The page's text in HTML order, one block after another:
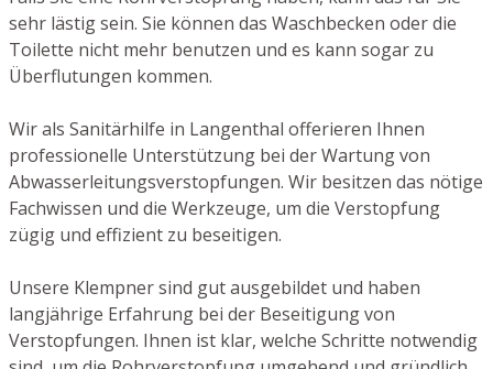
sehr lästig sein. Sie können das Waschbecken oder die
Toilette nicht mehr benutzen und es kann sogar zu
Überflutungen kommen.
Wir als Sanitärhilfe in Langenthal offerieren Ihnen
professionelle Unterstützung bei der Wartung von
Abwasserleitungsverstopfungen. Wir besitzen das nötige
Fachwissen und die Werkzeuge, um die Verstopfung
zügig und effizient zu beseitigen.
Unsere Klempner sind gut ausgebildet und haben
langjährige Erfahrung bei der Beseitigung von
Verstopfungen. Ihnen ist klar, welche Schritte notwendig